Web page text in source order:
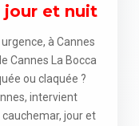
jour et nuit
à Cannes
Cannes La Bocca
ou claquée ?
intervient
jour et